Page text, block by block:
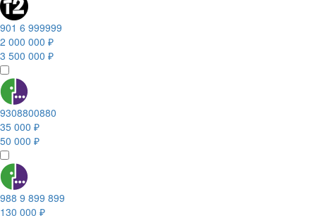
901 6 999999
2 000 000 ₽
3 500 000 ₽
9308800880
35 000 ₽
50 000 ₽
988 9 899 899
130 000 ₽